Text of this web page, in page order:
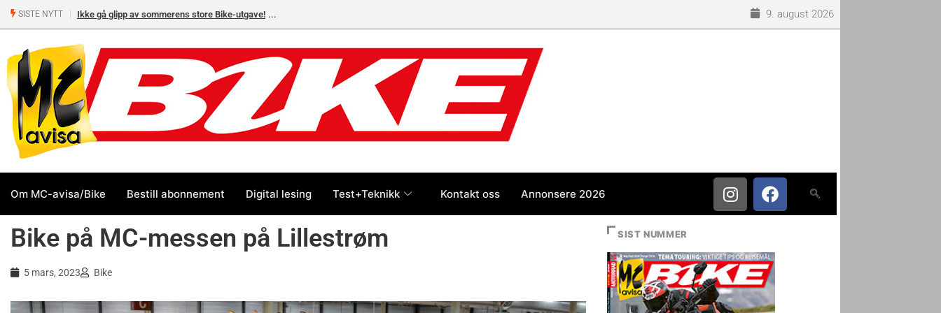
SISTE NYTT Ikke gå glipp av sommerens store Bike-utgave!
Yamaha og BMW
9. august 2026
Om MC-avisa/Bike Bestill abonnement Digital lesing Test+Teknikk Kontakt oss Annonsere 2026
Bike på MC-messen på Lillestrøm
5 mars, 2023 Bike
SIST NUMMER